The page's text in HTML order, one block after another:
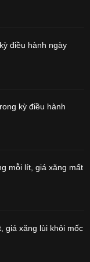
điều hành ngày
kỳ điều hành
mỗi lít, giá xăng mất
giá xăng lùi khỏi mốc